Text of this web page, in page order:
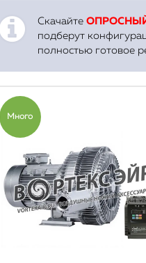
Скачайте
подберут
полностью готовое
Много